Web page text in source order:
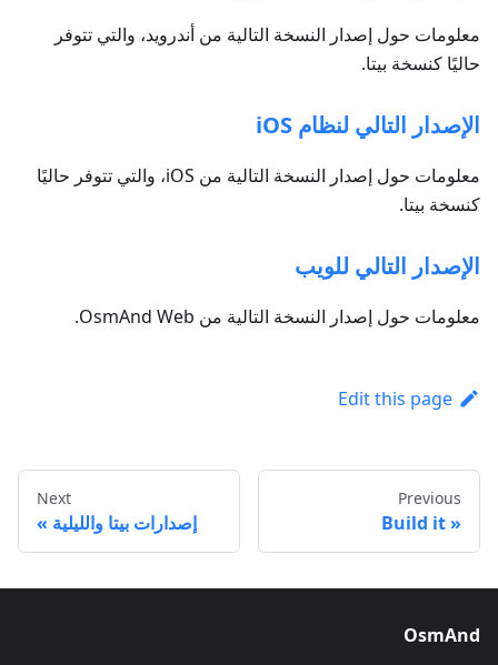
معلومات حول إصدار النسخة التالية من أندرويد، والتي تتوفر
حاليًا كنسخة بيتا.
الإصدار التالي لنظام iOS
معلومات حول إصدار النسخة التالية من iOS، والتي تتوفر حاليًا
كنسخة بيتا.
الإصدار التالي للويب
معلومات حول إصدار النسخة التالية من OsmAnd Web.
Edit this page
Previous
Build it
Next
إصدارات بيتا والليلية
OsmAnd